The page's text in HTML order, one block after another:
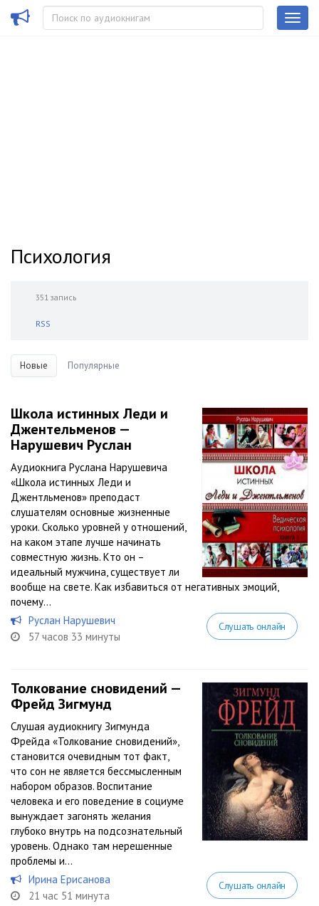
Психология
351 запись
RSS
Новые Популярные
Школа истинных Леди и
Джентельменов —
Нарушевич Руслан
Аудиокнига Руслана Нарушевича
«Школа истинных Леди и
Джентльменов» преподаст
слушателям основные жизненные
уроки. Сколько уровней у отношений,
на каком этапе лучше начинать
совместную жизнь. Кто он –
идеальный мужчина, существует ли
вообще на свете. Как избавиться от негативных эмоций,
почему...
Руслан Нарушевич
57 часов 33 минуты
Слушать онлайн
Толкование сновидений —
Фрейд Зигмунд
Слушая аудиокнигу Зигмунда
Фрейда «Толкование сновидений»,
становится очевидным тот факт,
что сон не является бессмысленным
набором образов. Воспитание
человека и его поведение в социуме
вынуждает загонять желания
глубоко внутрь на подсознательный
уровень. Однако там нерешенные
проблемы и...
Ирина Ерисанова
21 час 51 минута
Слушать онлайн